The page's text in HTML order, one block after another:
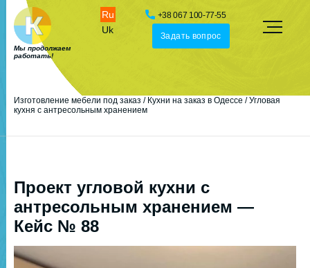
Мы продолжаем
работать!
Uk
Ru +38 067 100-77-55
Задать вопрос
Изготовление мебели под заказ / Кухни на заказ в Одессе /Угловая
кухня с антресольным хранением
Проект угловой кухни с
антресольным хранением —
Кейс № 88